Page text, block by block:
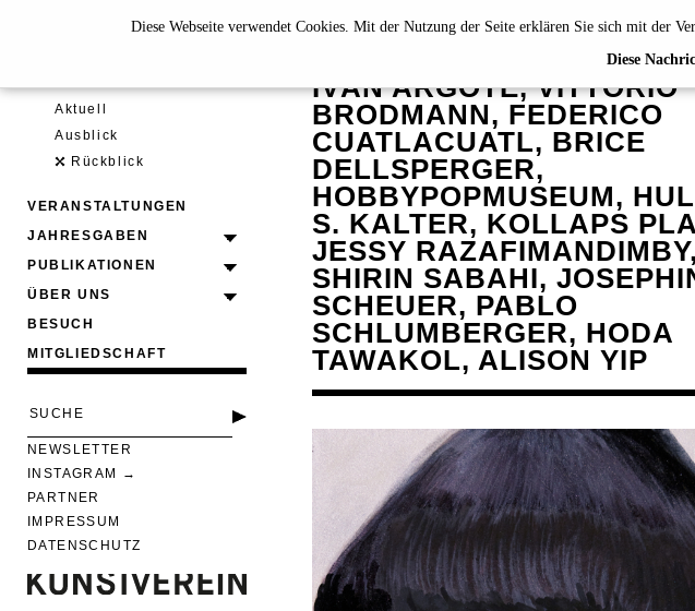
Diese Webseite verwendet Cookies. Mit der Nutzung der Seite erklären Sie sich mit der
Diese
Aktuell
Ausblick
Rückblick
VERANSTALTUNGEN
JAHRESGABEN
PUBLIKATIONEN
ÜBER UNS
BESUCH
MITGLIEDSCHAFT
NEWSLETTER
INSTAGRAM
PARTNER
IMPRESSUM
DATENSCHUTZ
JAHRESGABEN 2024
IVÁN ARGOTE, VITTORIO
BRODMANN, FEDERICO
CUATLACUATL, BRICE
DELLSPERGER,
HOBBYPOPMUSEUM,
S. KALTER, KOLLAPS
JESSY RAZAFIMANDIMBY,
SHIRIN SABAHI,
SCHEUER, PABLO
SCHLUMBERGER, HODA
TAWAKOL, ALISON YIP